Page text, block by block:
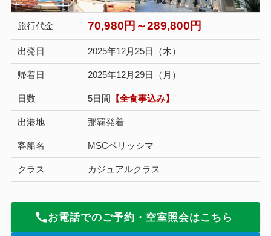
旅行代金 70,980円～289,800円
出発日 2025年12月25日（木）
帰着日 2025年12月29日（月）
日数 5日間 【全食事込み】
出港地 那覇発着
客船名 MSCベリッシマ
クラス カジュアルクラス
お電話でのご予約・空室照会はこちら